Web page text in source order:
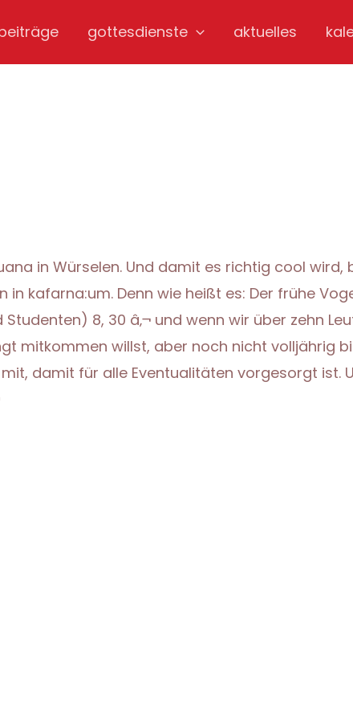
gottesdienste aktuelles
in Würselen. Und damit es richtig cool wird,
kafarna:um. Denn wie heißt es: Der frühe
8, 30 â‚¬ und wenn wir über zehn
mitkommen willst, aber noch nicht volljährig
damit für alle Eventualitäten vorgesorgt ist.